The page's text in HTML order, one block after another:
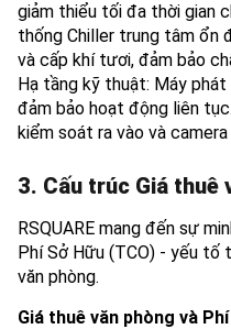
giảm thiểu tối đa thời gian
thống Chiller trung tâm ổn
và cấp khí tươi, đảm bảo
Hạ tầng kỹ thuật: Máy
đảm bảo hoạt động liên
kiểm soát ra vào và
3. Cấu trúc Giá thuê
RSQUARE mang đến sự
Phí Sở Hữu (TCO) - yếu
văn phòng.
Giá thuê văn phòng và